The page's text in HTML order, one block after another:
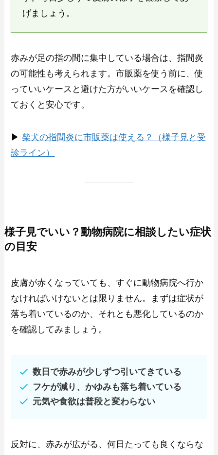
げましょう。
赤みが足の指の間に集中している場合は、指間炎
の可能性も考えられます。市販薬を使う前に、使
っていいケースと避けた方がいいケースを確認し
ておくと安心です。
▶︎ 柴犬の指間炎に市販薬は使える？（様子見と受
診ライン）
様子見でいい？動物病院に相談したい症状
の目安
皮膚が赤くなっていても、すぐに動物病院へ行か
なければいけないとは限りません。まずは症状が
落ち着いているのか、それとも悪化しているのか
を確認してみましょう。
数日で赤みが少しずつ引いてきている
フケが減り、かゆみも落ち着いている
元気や食欲は普段と変わらない
反対に、赤みが広がる、何日たっても良くならな